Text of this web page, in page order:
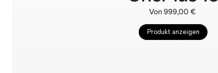
Von 999,00 €
Produkt anzeigen